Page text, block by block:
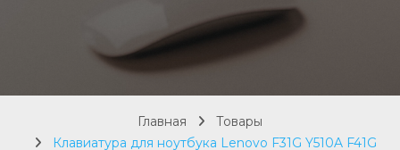
Главная
Товары
Клавиатура для ноутбука Lenovo F31G Y510A F41G